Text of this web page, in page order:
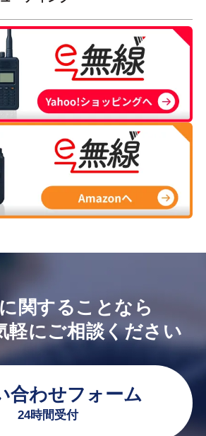
関することなら
軽にご相談ください
合わせフォーム
24時間受付